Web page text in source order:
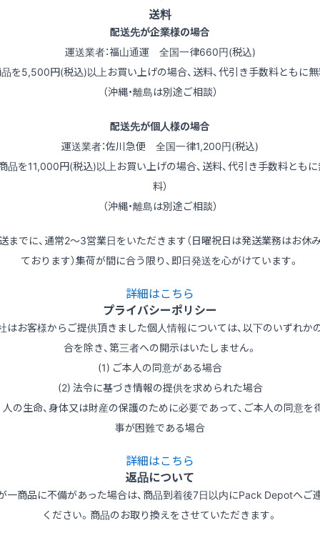
送料
配送先が企業様の場合
運送業者：福山通運 全国一律660円(税込)
品を5,500円(税込)以上お買い上げの場合、送料、代引き手数料ともに無
（沖縄・離島は別途ご相談）
配送先が個人様の場合
運送業者：佐川急便 全国一律1,200円(税込)
品を11,000円(税込)以上お買い上げの場合、送料、代引き手数料とも
料）
（沖縄・離島は別途ご相談）
までに、通常2～3営業日をいただきます（日曜祝日は発送業務はお休
ております）集荷が間に合う限り、即日発送を心がけています。
詳細はこちら
プライバシーポリシー
はお客様からご提供頂きました個人情報については、以下のいずれか
合を除き、第三者への開示はいたしません。
(1) ご本人の同意がある場合
(2) 法令に基づき情報の提供を求められた場合
の生命、身体又は財産の保護のために必要であって、ご本人の同意を
事が困難である場合
詳細はこちら
返品について
一商品に不備があった場合は、商品到着後7日以内にPack Depotへご
ください。商品のお取り換えをさせていただきます。